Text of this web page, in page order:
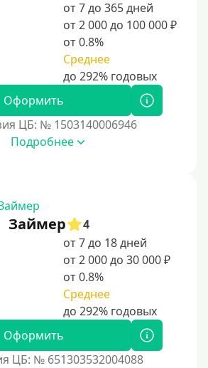
поведение поможет
кредиторов.
кредитов
удостоверению
от 7 до 365 дней
от 2 000 до 100 000 ₽
от 0.8%
Среднее
Оформить
ЦБ: № 1503140006946
Подробнее
Займер
4
от 7 до 18 дней
от 2 000 до 30 000 ₽
от 0.8%
Среднее
Оформить
ЦБ: № 651303532004088